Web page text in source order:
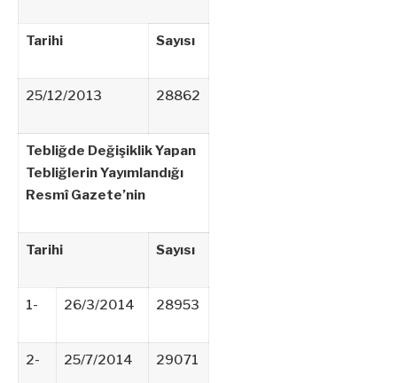
Tarihi Sayısı
25/12/2013 28862
Tebliğde Değişiklik Yapan
Tebliğlerin Yayımlandığı
Resmî Gazete’nin
Tarihi Sayısı
1- 26/3/2014 28953
2- 25/7/2014 29071